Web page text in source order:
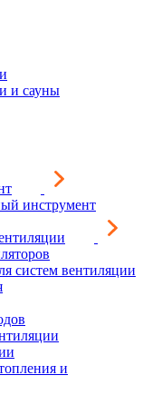
и сауны
инструмент
систем вентиляции
и